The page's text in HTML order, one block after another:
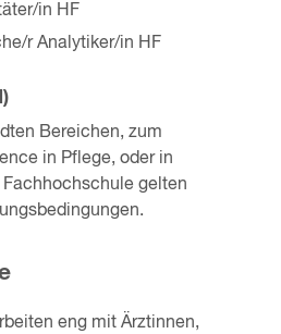
in HF
r Analytiker/in HF
Bereichen, zum
in Pflege, oder in
gelten
eng mit Ärztinnen,